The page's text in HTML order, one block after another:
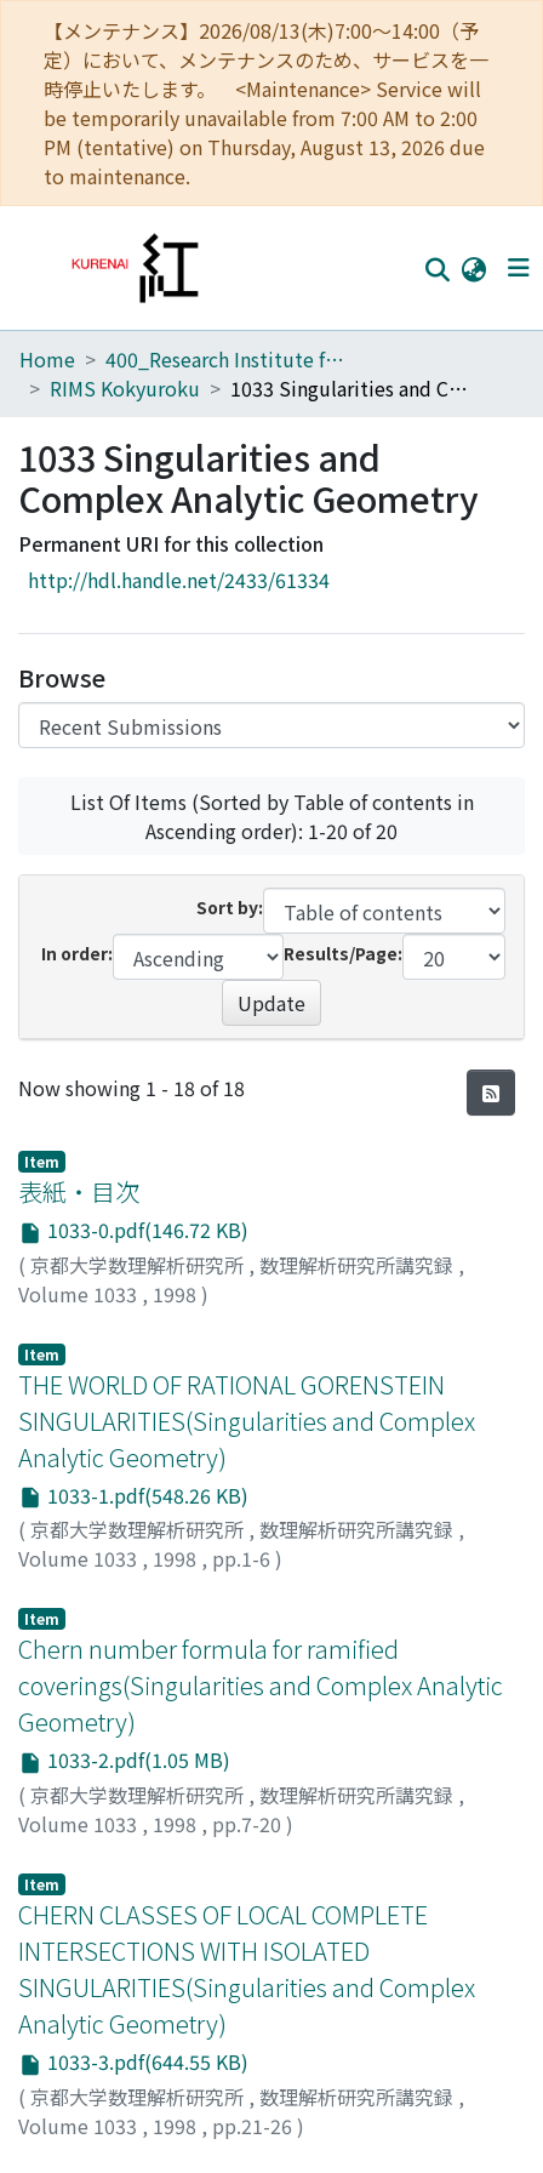
【メンテナンス】2026/08/13(木)7:00～14:00（予
定）において、メンテナンスのため、サービスを一
時停止いたします。 <Maintenance> Service will
be temporarily unavailable from 7:00 AM to 2:00
PM (tentative) on Thursday, August 13, 2026 due
to maintenance.
Home
Browse
Download Ranking
Access Statistics
Home
400_Research Institute for Mathematical Sciences
RIMS Kokyuroku
1033 Singularities and Complex Analytic Geometry
1033 Singularities and
Complex Analytic Geometry
Permanent URI for this collection
http://hdl.handle.net/2433/61334
Browse
List Of Items (Sorted by Table of contents in
Ascending order): 1-20 of 20
Sort by:
In order:
Results/Page:
Update
Recent Submissions
Now showing 1 - 18 of 18
Item
表紙・目次
1033-0.pdf(146.72 KB)
( 京都大学数理解析研究所 , 数理解析研究所講究録 ,
Volume 1033 , 1998 )
Item
THE WORLD OF RATIONAL GORENSTEIN
SINGULARITIES(Singularities and Complex
Analytic Geometry)
1033-1.pdf(548.26 KB)
( 京都大学数理解析研究所 , 数理解析研究所講究録 ,
Volume 1033 , 1998 , pp.1-6 )
Item
Chern number formula for ramified
coverings(Singularities and Complex Analytic
Geometry)
1033-2.pdf(1.05 MB)
( 京都大学数理解析研究所 , 数理解析研究所講究録 ,
Volume 1033 , 1998 , pp.7-20 )
Item
CHERN CLASSES OF LOCAL COMPLETE
INTERSECTIONS WITH ISOLATED
SINGULARITIES(Singularities and Complex
Analytic Geometry)
1033-3.pdf(644.55 KB)
( 京都大学数理解析研究所 , 数理解析研究所講究録 ,
Volume 1033 , 1998 , pp.21-26 )